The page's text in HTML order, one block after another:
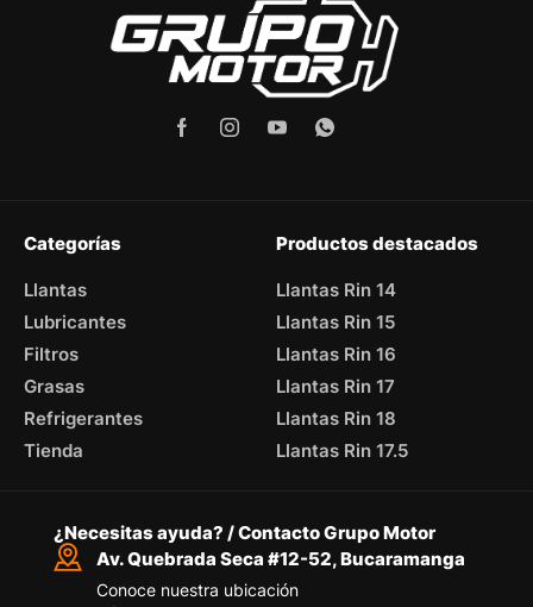
Categorías
Llantas
Lubricantes
Filtros
Grasas
Refrigerantes
Tienda
Productos destacados
Llantas Rin 14
Llantas Rin 15
Llantas Rin 16
Llantas Rin 17
Llantas Rin 18
Llantas Rin 17.5
¿Necesitas ayuda? / Contacto Grupo Motor
Av. Quebrada Seca #12-52, Bucaramanga
Conoce nuestra ubicación